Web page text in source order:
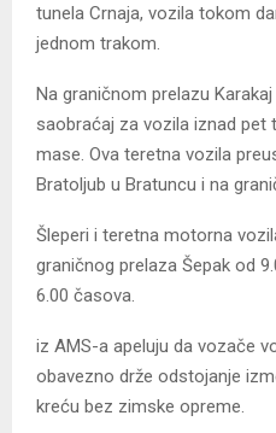
tunela Crnaja, vozila tokom
jednom trakom.
Na graničnom prelazu
saobraćaj za vozila iznad pet
mase. Ova teretna vozila
Bratoljub u Bratuncu i na
Šleperi i teretna motorna
graničnog prelaza Šepak od
6.00 časova.
iz AMS-a apeluju da vozače
obavezno drže odstojanje
kreću bez zimske opreme.